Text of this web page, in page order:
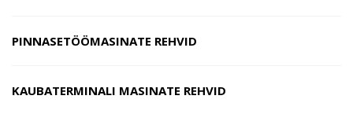
PINNASETÖÖMASINATE REHVID
KAUBATERMINALI MASINATE REHVID